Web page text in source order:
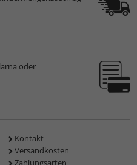
oder
Kontakt
Versandkosten
Zahlungsarten